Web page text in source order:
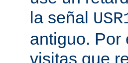
la señal
antiguo. Por
visitas que